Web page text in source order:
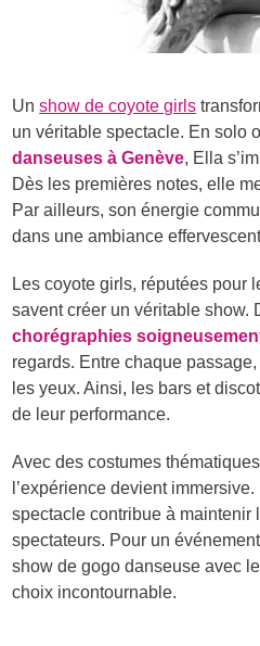
Unshow de coyote girls
un véritable spectacle. En solo
danseuses à Genève, Ella
Dès les premières notes, elle
Par ailleurs, son énergie
dans une ambiance
Les coyote girls, réputées pour
savent créer un véritable show.
chorégraphies
regards. Entre chaque
les yeux. Ainsi, les bars et
de leur performance.
Avec des costumes
l’expérience devient
spectacle contribue à maintenir
spectateurs. Pour un
show de gogo danseuse avec
choix incontournable.